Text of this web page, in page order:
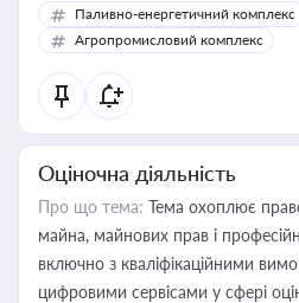
Паливно-енергетичний комплекс
Агропромисловий комплекс
Оціночна діяльність
Про що тема: Тема охоплює
майна, майнових прав і
включно з кваліфікаційними
цифровими сервісами у сфері